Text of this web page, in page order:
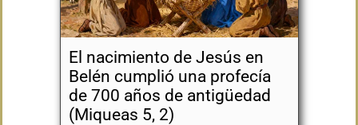
El nacimiento de Jesús en
Belén cumplió una profecía
de 700 años de antigüedad
(Miqueas 5, 2)